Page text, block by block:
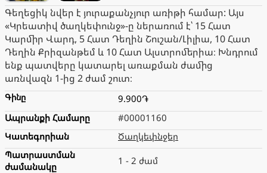
Գեղեցիկ նվեր է յուրաքանչյուր առիթի համար: Այս
«Կրեատիվ ծաղկեփունջ»-ը ներառում է՝ 15 Հատ
Կարմիր Վարդ, 5 Հատ Դեղին Շուշան/Լիլիա, 10 Հատ
Դեղին Քրիզանթեմ և 10 Հատ Ալստրոմերիա։ Խնդրում
ենք պատվերը կատարել առաքման ժամից
առնվազն 1-ից 2 ժամ շուտ։
Գինը
9.900֏
Ապրանքի Համարը
#00001160
Կատեգորիան
Ծաղկեփնջեր
Պատրաստման
ժամանակը
1 - 2 ժամ